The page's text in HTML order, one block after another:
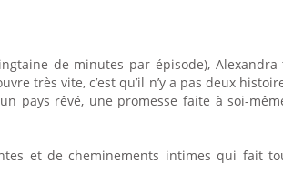
de minutes par épisode),
très vite, c’est qu’il n’y a pas deux
pays rêvé, une promesse faite à soi-
et de cheminements intimes qui